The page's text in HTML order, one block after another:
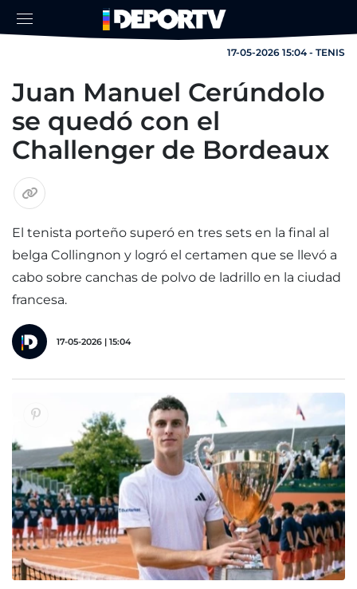
17-05-2026 15:04 - TENIS
Juan Manuel Cerúndolo
se quedó con el
Challenger de Bordeaux
El tenista porteño superó en tres sets en la final al
belga Collingnon y logró el certamen que se llevó a
cabo sobre canchas de polvo de ladrillo en la ciudad
francesa.
17-05-2026 | 15:04